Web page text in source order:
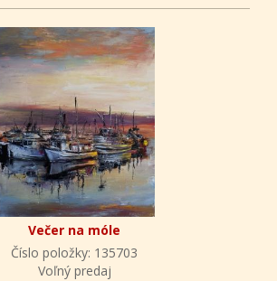
Večer na móle
Číslo položky: 135703
Voľný predaj